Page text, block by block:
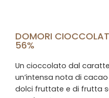
DOMORI
56%
Un cioccolato dal
un’intensa nota di
dolci fruttate e di frutta